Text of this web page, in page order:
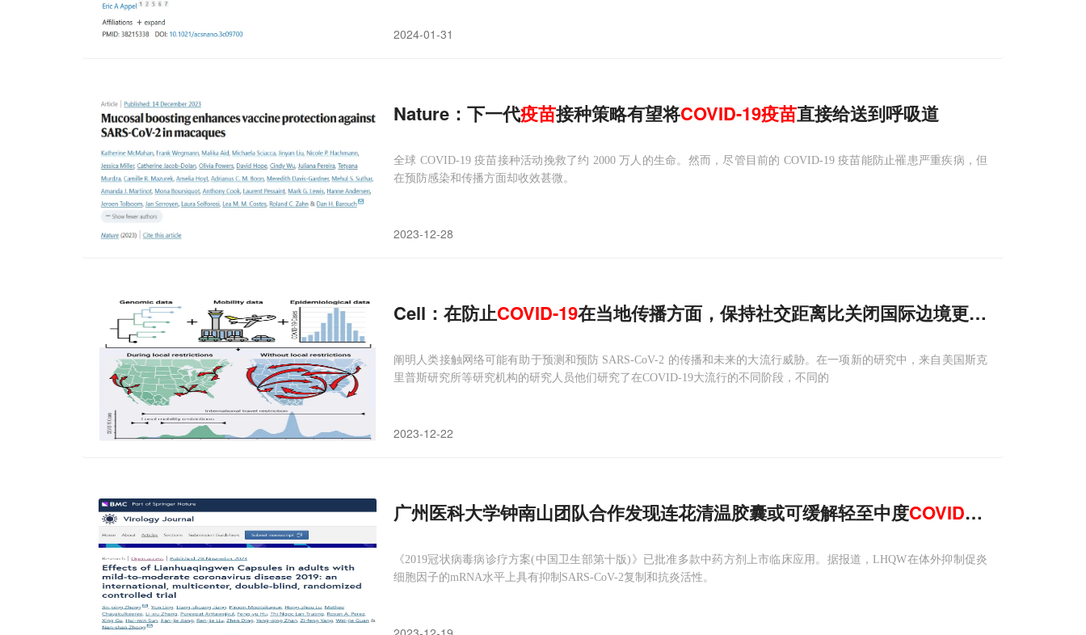
2024-01-31
Nature：下一代疫苗接种策略有望将COVID-19疫苗直接给送到呼吸道
全球 COVID-19 疫苗接种活动挽救了约 2000 万人的生命。然而，尽管目前的 COVID-19 疫苗能防止罹患严重疾病，但
在预防感染和传播方面却收效甚微。
2023-12-28
Cell：在防止COVID-19在当地传播方面，保持社交距离比关闭国际边境更有效
阐明人类接触网络可能有助于预测和预防 SARS-CoV-2 的传播和未来的大流行威胁。在一项新的研究中，来自美国斯克
里普斯研究所等研究机构的研究人员他们研究了在COVID-19大流行的不同阶段，不同的
2023-12-22
广州医科大学钟南山团队合作发现连花清温胶囊或可缓解轻至中度COVID-19
《2019冠状病毒病诊疗方案(中国卫生部第十版)》已批准多款中药方剂上市临床应用。据报道，LHQW在体外抑制促炎
细胞因子的mRNA水平上具有抑制SARS-CoV-2复制和抗炎活性。